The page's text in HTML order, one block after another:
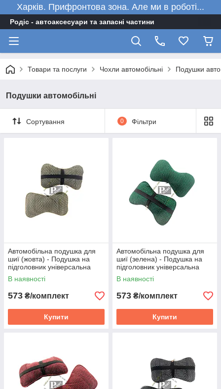
Харків. Прифронтова зона. Але ми в роботі...
Родіс - автоаксесуари та запасні частини
Товари та послуги Чохли автомобільні Подушки
Подушки автомобільні
Сортування 0 Фільтри
Автомобільна подушка для
шиї (жовта) - Подушка на
підголовник універсальна
В наявності
573 ₴/комплект
Купити
Автомобільна подушка для
шиї (зелена) - Подушка на
підголовник універсальна
В наявності
573 ₴/комплект
Купити